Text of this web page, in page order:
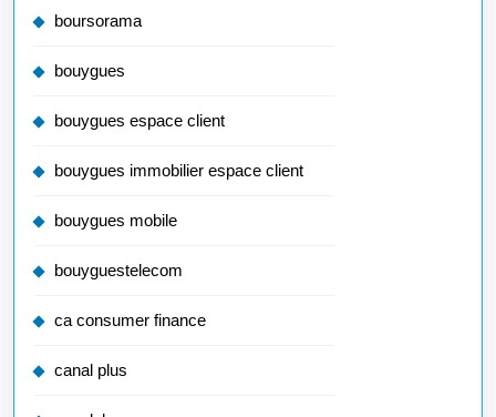
boursorama
bouygues
bouygues espace client
bouygues immobilier espace client
bouygues mobile
bouyguestelecom
ca consumer finance
canal plus